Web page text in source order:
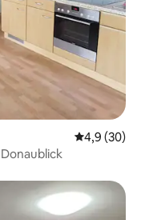
4,9 (30)